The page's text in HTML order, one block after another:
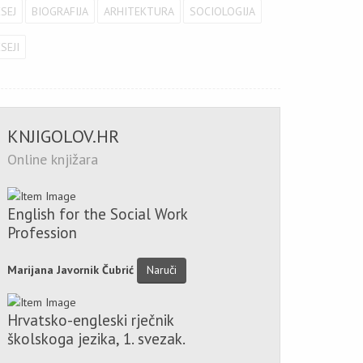
BIOGRAFIJA ARHITEKTURA SOCIOLOGIJA
KNJIGOLOV.HR
Online knjižara
English for the Social Work
Profession
Marijana Javornik Čubrić Naruči
Hrvatsko-engleski rječnik
školskoga jezika, 1. svezak.